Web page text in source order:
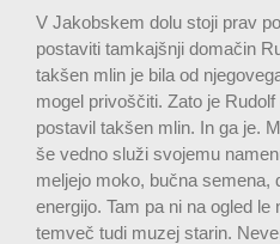
V Jakobskem dolu stoji prav
postaviti tamkajšnji domačin
takšen mlin je bila od
mogel privoščiti. Zato je
postavil takšen mlin. In ga je.
še vedno služi svojemu
meljejo moko, bučna semena,
energijo. Tam pa ni na ogled
temveč tudi muzej starin.